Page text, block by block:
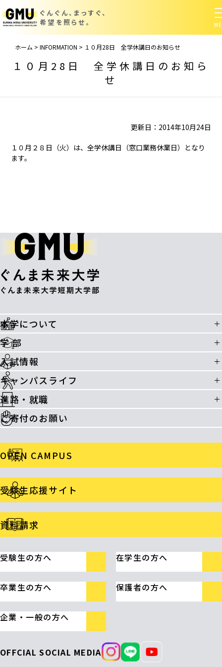
ぐんぐん、まっすぐ、
希望を照らせ。
ホーム > INFORMATION > １０月28日 全学休講日のお知らせ
１０月28日 全学休講日のお知ら
せ
更新日：2014年10月24日
１０月２８日（火）は、全学休講日（窓口業務休業日）となり
ます。
本学について
学 部
入試情報
キャンパスライフ
進路・就職
ご寄付のお願い
OPEN CAMPUS
受験生応援サイト
資料請求
受験生の方へ 在学生の方へ
卒業生の方へ 保護者の方へ
企業・一般の方へ
OFFCIAL SOCIAL MEDIA